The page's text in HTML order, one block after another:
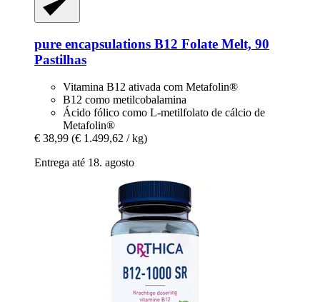
pure encapsulations B12 Folate Melt, 90
Pastilhas
Vitamina B12 ativada com Metafolin®
B12 como metilcobalamina
Ácido fólico como L-metilfolato de cálcio de
Metafolin®
€ 38,99 (€ 1.499,62 / kg)
Entrega até 18. agosto